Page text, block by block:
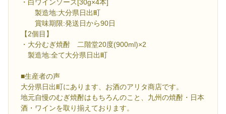
・白ワインソース[30g×4本]
製造地:大分県日出町
賞味期限:発送日から90日
【2個目】
・大分むぎ焼酎 二階堂20度(900ml)×2
製造地:全て大分県日出町
■生産者の声
大分県日出町にあります、お酒のアリタ商店です。
地元自慢のむぎ焼酎はもちろんのこと、九州の焼酎・日本
酒・ワインを取り揃えております。